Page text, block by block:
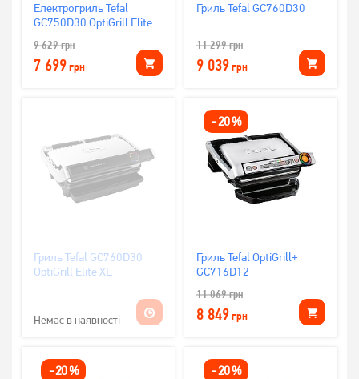
Електрогриль Tefal
GC750D30 OptiGrill Elite
9 629грн
7 699грн
Гриль Tefal GC760D30
11 299грн
9 039грн
Гриль Tefal GC760D30
OptiGrill Elite XL
Немає в наявності
-20%
Гриль Tefal OptiGrill+
GC716D12
11 069грн
8 849грн
-20% -20%